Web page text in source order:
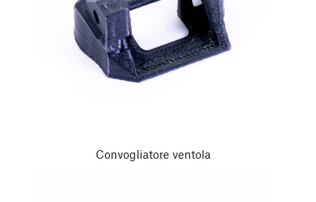
Convogliatore ventola